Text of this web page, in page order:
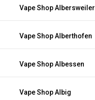
Vape Shop Albersweiler
Vape Shop Alberthofen
Vape Shop Albessen
Vape Shop Albig